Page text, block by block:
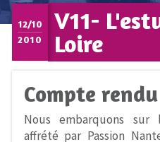
12/10
2010
V11-
Loire
Compte
Nous embarquons sur
affrété par Passion